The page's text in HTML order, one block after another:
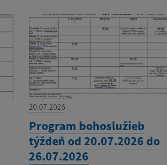
20.07.2026
Program bohoslužieb
týždeň od 20.07.2026 do
26.07.2026